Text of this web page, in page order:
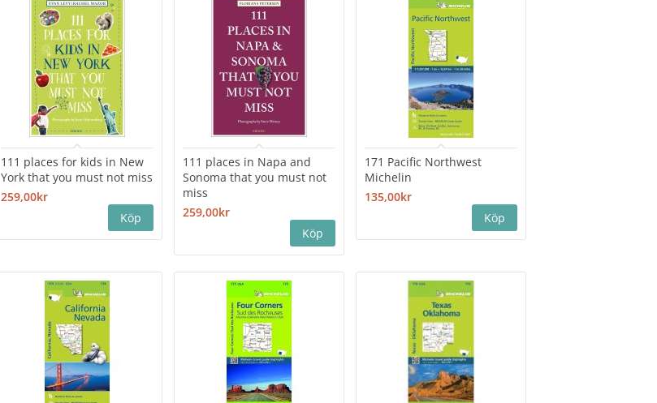
111 places for kids in New
York that you must not miss
259,00kr
111 places in Napa and
Sonoma that you must not
miss
259,00kr
171 Pacific Northwest
Michelin
135,00kr